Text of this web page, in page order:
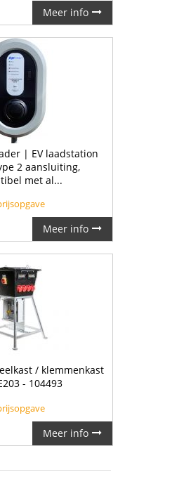
Meer info
| EV laadstation
2 aansluiting,
met al...
Meer info
/ klemmenkast
- 104493
Meer info